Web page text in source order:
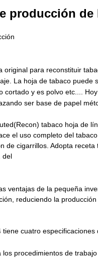
producción de
original para reconstituir
La hoja de tabaco
cortado y es polvo etc....
ser base de papel
tabaco hoja de
el uso completo del
de cigarrillos. Adopta receta
del
ventajas de la pequeña
reduciendo la
cuatro especificaciones
procedimientos de